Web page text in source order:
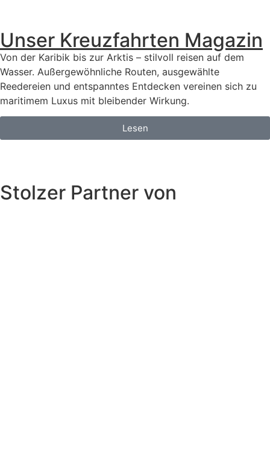
Unser Kreuzfahrten Magazin
Von der Karibik bis zur Arktis – stilvoll reisen auf dem
Wasser. Außergewöhnliche Routen, ausgewählte
Reedereien und entspanntes Entdecken vereinen sich zu
maritimem Luxus mit bleibender Wirkung.
Lesen
Stolzer Partner von